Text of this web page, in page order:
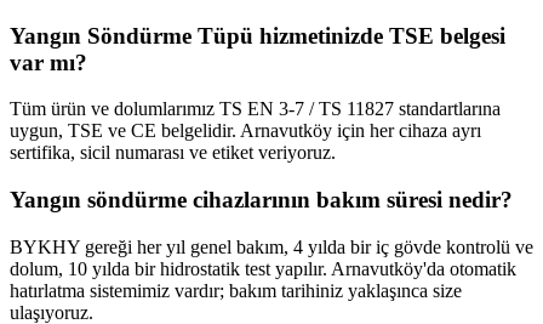
Yangın Söndürme Tüpü hizmetinizde TSE belgesi
var mı?
Tüm ürün ve dolumlarımız TS EN 3-7 / TS 11827 standartlarına
uygun, TSE ve CE belgelidir. Arnavutköy için her cihaza ayrı
sertifika, sicil numarası ve etiket veriyoruz.
Yangın söndürme cihazlarının bakım süresi nedir?
BYKHY gereği her yıl genel bakım, 4 yılda bir iç gövde kontrolü ve
dolum, 10 yılda bir hidrostatik test yapılır. Arnavutköy'da otomatik
hatırlatma sistemimiz vardır; bakım tarihiniz yaklaşınca size
ulaşıyoruz.